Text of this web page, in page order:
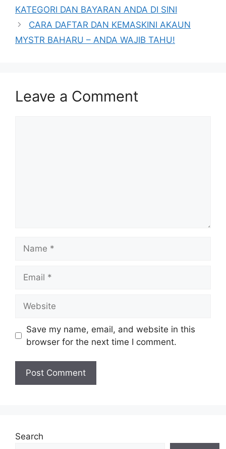
KATEGORI DAN BAYARAN ANDA DI SINI
CARA DAFTAR DAN KEMASKINI AKAUN
MYSTR BAHARU – ANDA WAJIB TAHU!
Leave a Comment
Save my name, email, and website in this
browser for the next time I comment.
Search